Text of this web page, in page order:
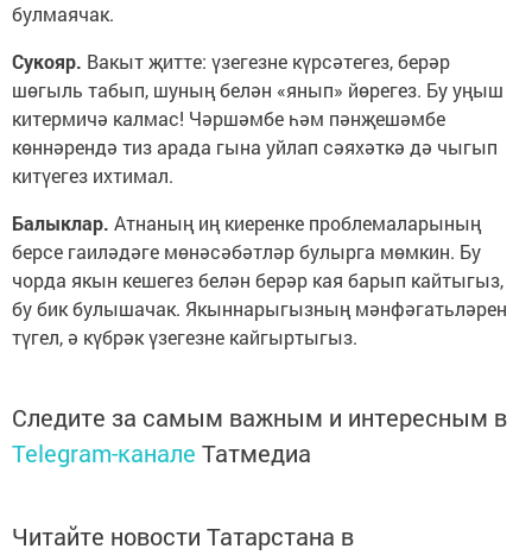
булмаячак.
Сукояр. Вакыт җитте: үзегезне күрсәтегез, берәр
шөгыль табып, шуның белән «янып» йөрегез. Бу уңыш
китермичә калмас! Чәршәмбе һәм пәнҗешәмбе
көннәрендә тиз арада гына уйлап сәяхәткә дә чыгып
китүегез ихтимал.
Балыклар. Атнаның иң киеренке проблемаларының
берсе гаиләдәге мөнәсәбәтләр булырга мөмкин. Бу
чорда якын кешегез белән берәр кая барып кайтыгыз,
бу бик булышачак. Якыннарыгызның мәнфәгатьләрен
түгел, ә күбрәк үзегезне кайгыртыгыз.
Следите за самым важным и интересным в
Telegram-канале Татмедиа
Читайте новости Татарстана в